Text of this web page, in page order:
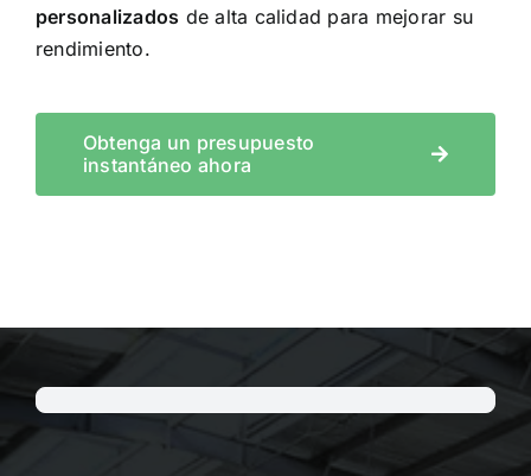
personalizados de alta calidad para mejorar su
rendimiento.
Obtenga un presupuesto
instantáneo ahora